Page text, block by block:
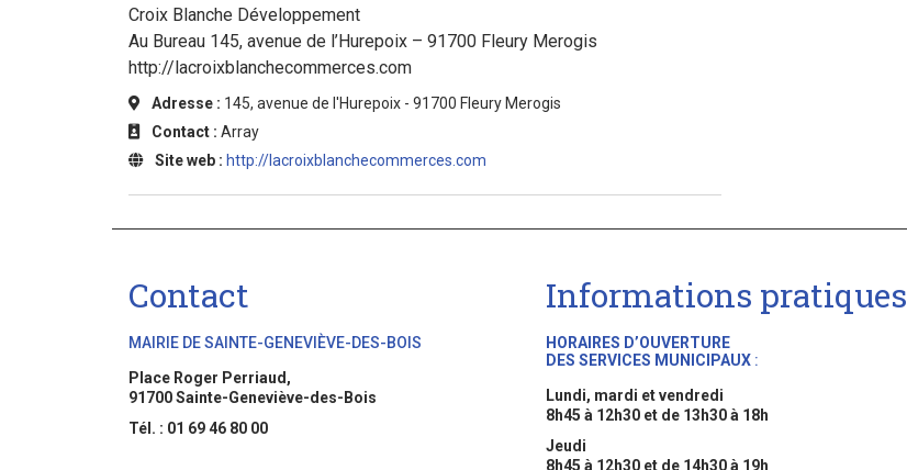
Croix Blanche Développement
Au Bureau 145, avenue de l’Hurepoix – 91700 Fleury Merogis
http://lacroixblanchecommerces.com
Adresse : 145, avenue de l'Hurepoix - 91700 Fleury Merogis
Contact : Array
Site web : http://lacroixblanchecommerces.com
Contact
MAIRIE DE SAINTE-GENEVIÈVE-DES-BOIS
Place Roger Perriaud,
91700 Sainte-Geneviève-des-Bois
Tél. : 01 69 46 80 00
Informations pratiques
HORAIRES D’OUVERTURE
DES SERVICES MUNICIPAUX :
Lundi, mardi et vendredi
8h45 à 12h30 et de 13h30 à 18h
Jeudi
8h45 à 12h30 et de 14h30 à 19h